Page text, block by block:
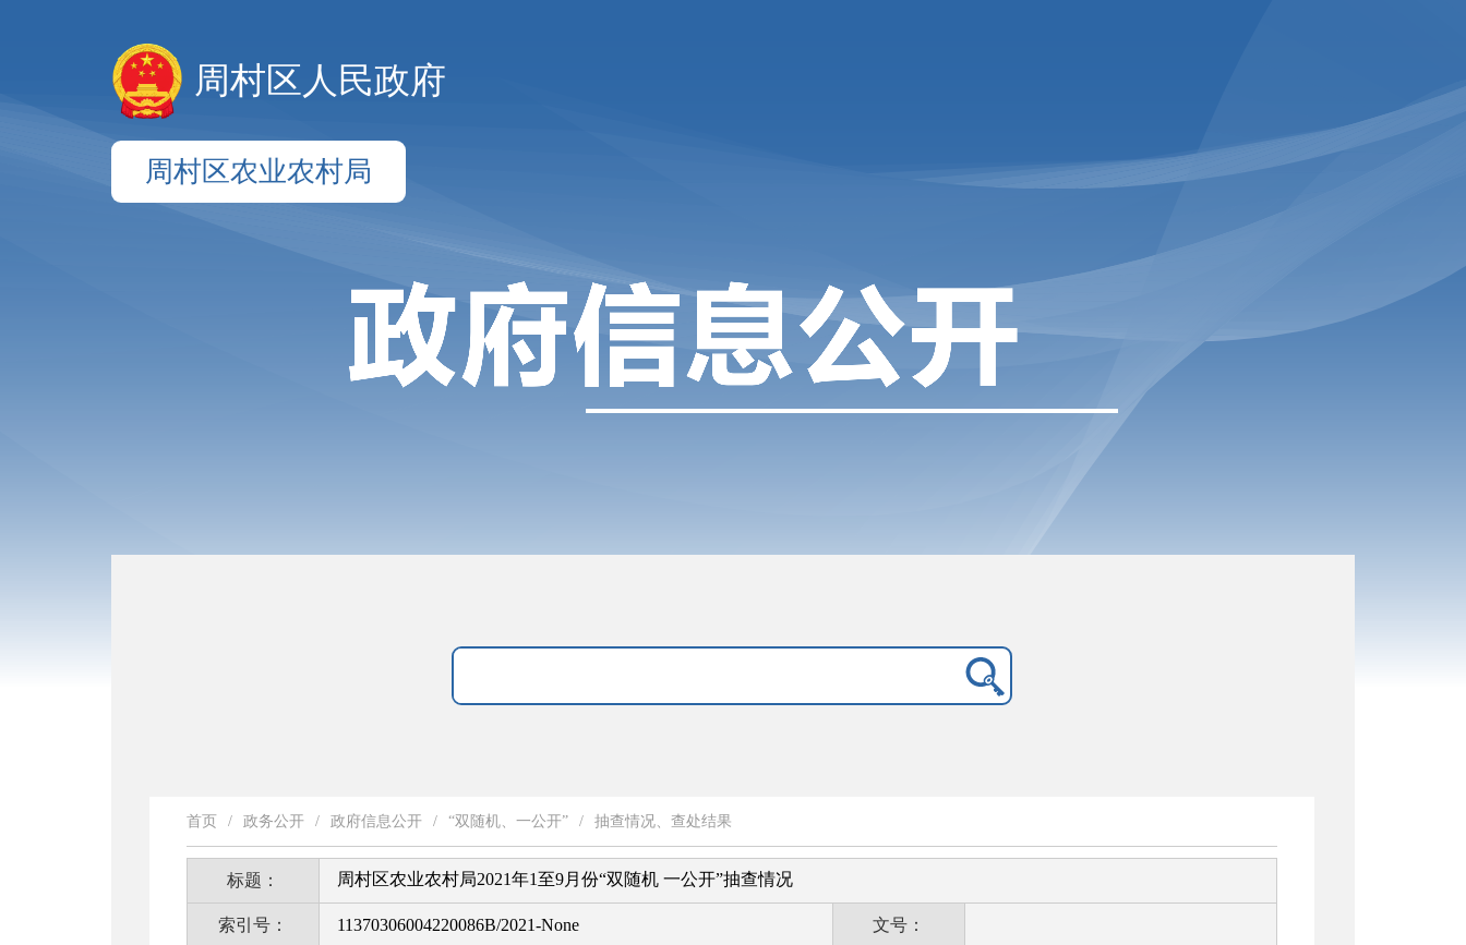
周村区人民政府
周村区农业农村局
首页 / 政务公开 / 政府信息公开 / “双随机、一公开” / 抽查情况、查处结果
标题： 周村区农业农村局2021年1至9月份“双随机 一公开”抽查情况
索引号： 11370306004220086B/2021-None 文号：